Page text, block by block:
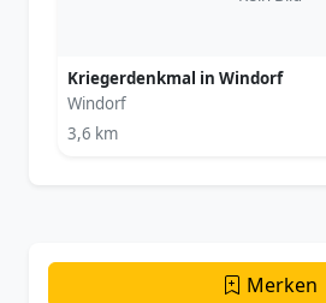
Kriegerdenkmal in Windorf
Windorf
3,6 km
Merken